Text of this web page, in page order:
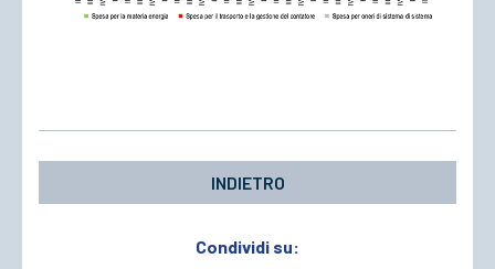
INDIETRO
Condividi su: